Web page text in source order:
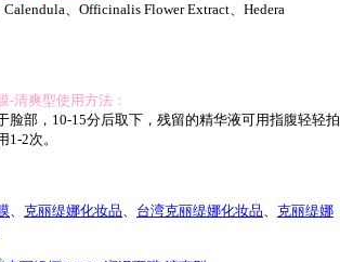
Calendula、Officinalis Flower Extract、Hedera
-清爽型使用方法：
脸部，10-15分后取下，残留的精华液可用指腹轻轻拍
2次。
、 克丽缇娜化妆品、 台湾克丽缇娜化妆品、 克丽缇娜